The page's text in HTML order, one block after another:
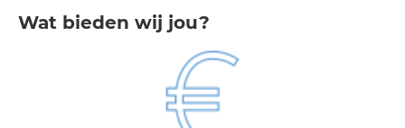
Wat bieden wij jou?